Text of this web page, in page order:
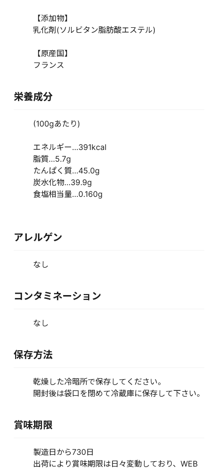
【添加物】
乳化剤(ソルビタン脂肪酸エステル)
【原産国】
フランス
栄養成分
(100gあたり)
エネルギー…391kcal
脂質…5.7g
たんぱく質…45.0g
炭水化物…39.9g
食塩相当量…0.160g
アレルゲン
なし
コンタミネーション
なし
保存方法
乾燥した冷暗所で保存してください。
開封後は袋口を閉めて冷蔵庫に保存して下さい。
賞味期限
製造日から730日
出荷により賞味期限は日々変動しており、WEB